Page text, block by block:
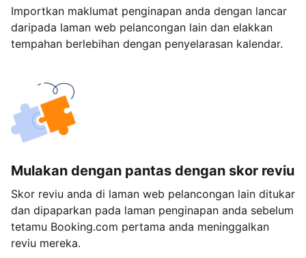
Importkan maklumat penginapan anda dengan lancar
daripada laman web pelancongan lain dan elakkan
tempahan berlebihan dengan penyelarasan kalendar.
Mulakan dengan pantas dengan skor reviu
Skor reviu anda di laman web pelancongan lain ditukar
dan dipaparkan pada laman penginapan anda sebelum
tetamu Booking.com pertama anda meninggalkan
reviu mereka.